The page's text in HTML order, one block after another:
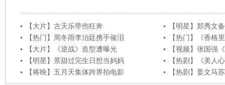
【大片】古天乐带伤狂奔
【明星】郑秀文
【热门】周冬雨李治廷携手催泪
【热门】《香格
【大片】《逆战》造型遭曝光
【视频】张国强
【明星】景甜过完生日想当妈妈
【热剧】《美人
【将映】五月天集体跨界拍电影
【热剧】姜文马